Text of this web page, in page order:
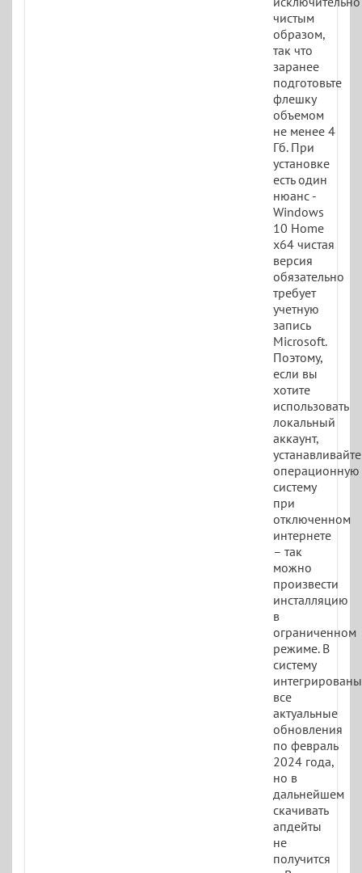
чистым
образом,
так что
заранее
подготовьте
флешку
объемом
не менее 4
Гб. При
установке
есть один
нюанс -
Windows
10 Home
x64 чистая
версия
обязательно
требует
учетную
запись
Microsoft.
Поэтому,
если вы
хотите
использовать
локальный
аккаунт,
устанавливайте
операционную
систему
при
отключенном
интернете
– так
можно
произвести
инсталляцию
в
ограниченном
режиме. В
систему
интегрированы
все
актуальные
обновления
по февраль
2024 года,
но в
дальнейшем
скачивать
апдейты
не
получится